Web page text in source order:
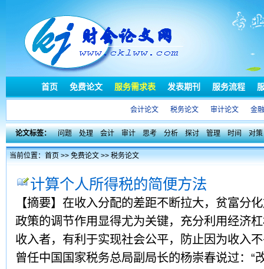
首页 免费论文 服务需求表 发表期刊 服务流程
会计论文 税务论文 审计论文 金
论文标签： 问题 处理 会计 审计 思考 分析 探讨 管理 时间 对策
当前位置：首页>>免费论文>>税务论文
计算个人所得税的简便方法
【摘要】在收入分配的差距不断拉大，贫富分
政策的调节作用显得尤为关键，充分利用经济
收入者，有利于实现社会公平，防止因为收入
曾任中国国家税务总局副局长的杨崇春说过：“